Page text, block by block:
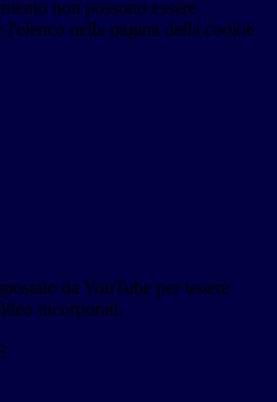
non possono essere
nella pagina della cookie
da YouTube per tenere
incorporati.